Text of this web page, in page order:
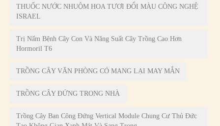
THUỐC NƯỚC NHUỘM HOA TƯƠI ĐỔI MÀU CÔNG NGHỆ
ISRAEL
Trị Nấm Bệnh Cây Con Và Năng Suất Cây Trồng Cao Hơn
Hormoril T6
TRỒNG CÂY VĂN PHÒNG CÓ MANG LẠI MAY MẮN
TRỒNG CÂY ĐỨNG TRONG NHÀ
Trồng Cây Ban Công Đứng Vertical Module Chung Cư Thủ Đức